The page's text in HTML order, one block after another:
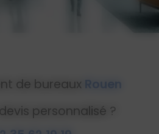
de bureaux
Rouen
personnalisé ?